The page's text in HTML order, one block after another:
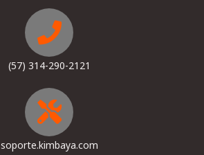
(57) 314-290-2121
soporte.kimbaya.com